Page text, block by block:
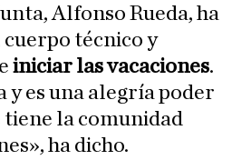
Alfonso Rueda, ha
técnico y
iniciar las vacaciones.
y es una alegría poder
tiene la comunidad
ha dicho.